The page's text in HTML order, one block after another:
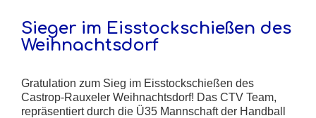
Sieger im Eisstockschießen des
Weihnachtsdorf
Gratulation zum Sieg im Eisstockschießen des
Castrop-Rauxeler Weihnachtsdorf! Das CTV Team,
repräsentiert durch die Ü35 Mannschaft der Handball